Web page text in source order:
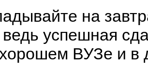
на
ведь успешная
ВУЗе и в